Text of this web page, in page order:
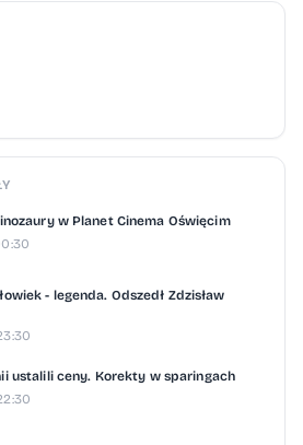
w Planet Cinema Oświęcim
- legenda. Odszedł Zdzisław
ustalili ceny. Korekty w sparingach